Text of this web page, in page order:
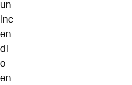
un
inc
en
di
o
en